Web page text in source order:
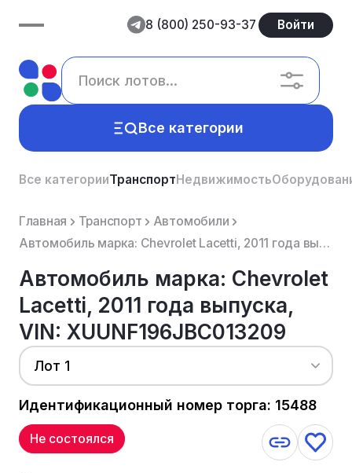
8 (800) 250-93-37 Войти
Все категории
Все категорииТранспортНедвижимость
Главная Транспорт
Автомобили
Автомобиль марка: Chevrolet Lacetti, 2011 года выпуска, VIN: XUUNF196JBC013209
Автомобиль марка: Chevrolet
Lacetti, 2011 года выпуска,
VIN: XUUNF196JBC013209
Лот 1
Идентификационный номер торга: 15488
Не состоялся